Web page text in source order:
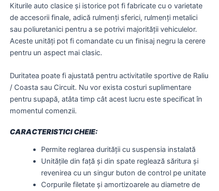
Kiturile auto clasice și istorice pot fi fabricate cu o varietate
de accesorii finale, adică rulmenți sferici, rulmenți metalici
sau poliuretanici pentru a se potrivi majorității vehiculelor.
Aceste unități pot fi comandate cu un finisaj negru la cerere
pentru un aspect mai clasic.
Duritatea poate fi ajustată pentru activitatile sportive de Raliu
/ Coasta sau Circuit. Nu vor exista costuri suplimentare
pentru supapă, atâta timp cât acest lucru este specificat în
momentul comenzii.
CARACTERISTICI CHEIE:
Permite reglarea durității cu suspensia instalată
Unitățile din față și din spate reglează săritura și
revenirea cu un singur buton de control pe unitate
Corpurile filetate și amortizoarele au diametre de